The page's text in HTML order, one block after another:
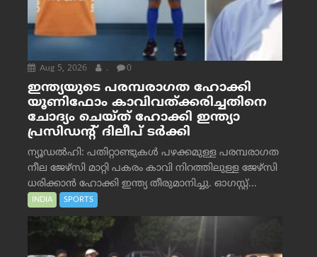
Aug 5, 2026 . 0
ഇന്ത്യയുടെ പരമ്പരാഗത ഹോക്കി
യൂണിഫോം കാവിവത്ക്കരിച്ചതിനെ
ചോദ്യം ചെയ്ത് ഹോക്കി ഇന്ത്യാ
പ്രസിഡന്റ് ദിലീപ് ടര്‍ക്കി
ന്യൂഡൽഹി: പതിറ്റാണ്ടുകൾ പഴക്കമുള്ള പരമ്പരാഗത
നീല ജേഴ്‌സി മാറ്റി പകരം കാവി നിറത്തിലുള്ള ജേഴ്‌സി
ധരിക്കാൻ ഹോക്കി ഇന്ത്യ തീരുമാനിച്ചു. ഓഗസ്റ്റ്...
INDIA SPORTS